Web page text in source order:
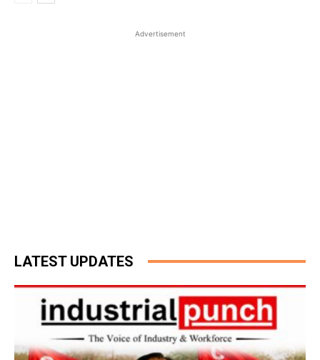
Advertisement
LATEST UPDATES